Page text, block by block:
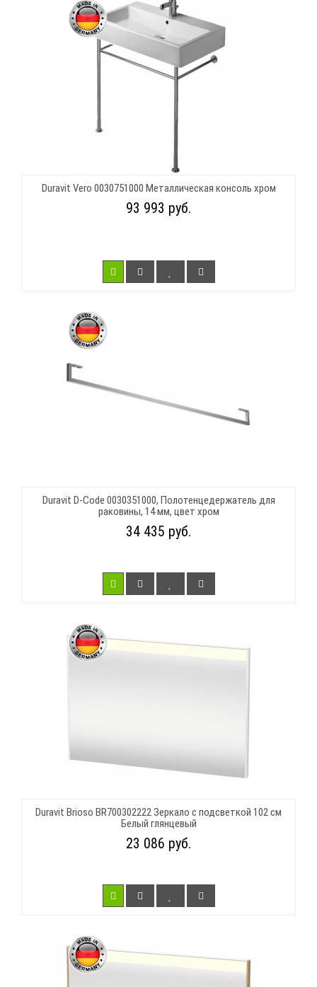
Duravit Vero 0030751000 Металлическая консоль хром
93 993 руб.
Duravit D-Code 0030351000, Полотенцедержатель для
раковины, 14 мм, цвет хром
34 435 руб.
Duravit Brioso BR700302222 Зеркало с подсветкой 102 см
Белый глянцевый
23 086 руб.